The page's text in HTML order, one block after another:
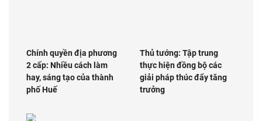
Chính quyền địa phương
2 cấp: Nhiều cách làm
hay, sáng tạo của thành
phố Huế
Thủ tướng: Tập trung
thực hiện đồng bộ các
giải pháp thúc đẩy tăng
trưởng